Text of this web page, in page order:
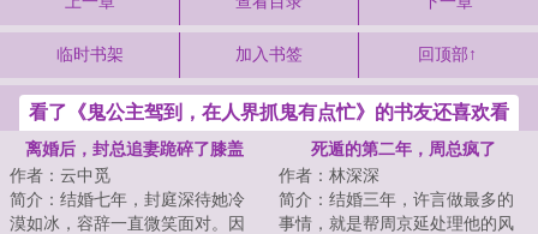
临时书架 加入书签 回顶部↑
看了《鬼公主驾到，在人界抓鬼有点忙》的书友还喜欢看
离婚后，封总追妻跪碎了膝盖
作者：云中觅
简介：结婚七年，封庭深待她冷
漠如冰，容辞一直微笑面对。因
死遁的第二年，周总疯了
作者：林深深
简介：结婚三年，许言做最多的
事情，就是帮周京延处理他的风